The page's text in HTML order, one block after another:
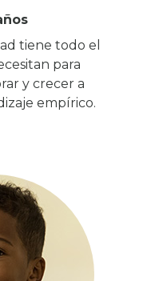
tiene todo el
para
y crecer a
empírico.